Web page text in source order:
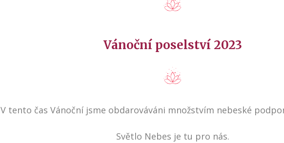
Vánoční poselství 2023
V tento čas Vánoční jsme obdarováváni množstvím nebeské
Světlo Nebes je tu pro nás.